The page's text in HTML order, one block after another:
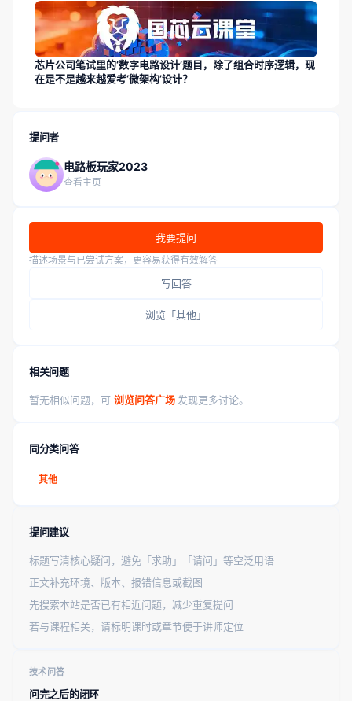
芯片公司笔试里的‘数字电路设计’题目，除了组合时序逻辑，现
在是不是越来越爱考‘微架构’设计？
提问者
电路板玩家2023
查看主页
我要提问
描述场景与已尝试方案，更容易获得有效解答
写回答
浏览「其他」
相关问题
暂无相似问题，可 浏览问答广场 发现更多讨论。
同分类问答
其他
提问建议
标题写清核心疑问，避免「求助」「请问」等空泛用语
正文补充环境、版本、报错信息或截图
先搜索本站是否已有相近问题，减少重复提问
若与课程相关，请标明课时或章节便于讲师定位
技术问答
问完之后的闭环